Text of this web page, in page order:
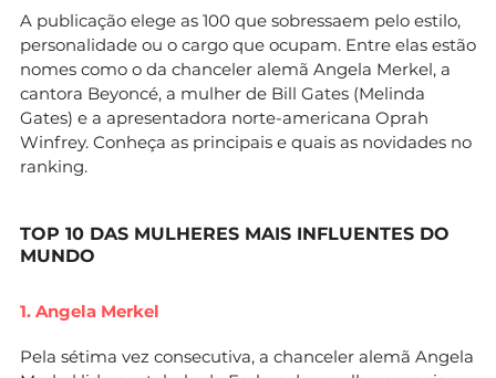
A publicação elege as 100 que sobressaem pelo estilo,
personalidade ou o cargo que ocupam. Entre elas estão
nomes como o da chanceler alemã Angela Merkel, a
cantora Beyoncé, a mulher de Bill Gates (Melinda
Gates) e a apresentadora norte-americana Oprah
Winfrey. Conheça as principais e quais as novidades no
ranking.
TOP 10 DAS MULHERES MAIS INFLUENTES DO
MUNDO
1. Angela Merkel
Pela sétima vez consecutiva, a chanceler alemã Angela